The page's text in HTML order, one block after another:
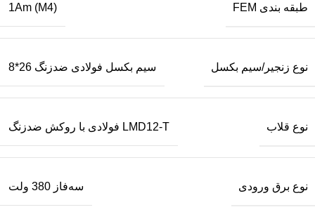
طبقه بندی FEM 1Am (M4)
نوع زنجیر/سیم بکسل سیم بکسل فولادی ضدزنگ 26*8
نوع قلاب LMD12-T فولادی با روکش ضدزنگ
نوع برق ورودی سه‌فاز 380 ولت